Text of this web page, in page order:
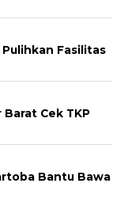
Fasilitas
Barat Cek TKP
Bantu Bawa